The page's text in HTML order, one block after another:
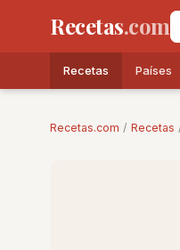
Recetas.com
Recetas Países
Recetas.com / Recetas